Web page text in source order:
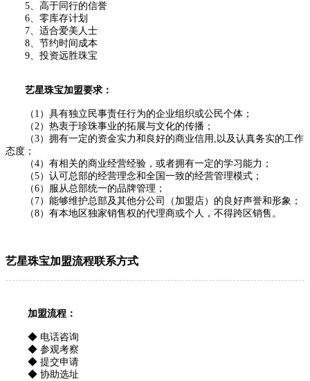
5、高于同行的信誉
6、零库存计划
7、适合爱美人士
8、节约时间成本
9、投资远胜珠宝
艺星珠宝加盟要求：
（1）具有独立民事责任行为的企业组织或公民个体；
（2）热衷于珍珠事业的拓展与文化的传播；
（3）拥有一定的资金实力和良好的商业信用,以及认真务实的工作
态度；
（4）有相关的商业经营经验，或者拥有一定的学习能力；
（5）认可总部的经营理念和全国一致的经营管理模式；
（6）服从总部统一的品牌管理；
（7）能够维护总部及其他分公司（加盟店）的良好声誉和形象；
（8）有本地区独家销售权的代理商或个人，不得跨区销售。
艺星珠宝加盟流程联系方式
加盟流程：
◆ 电话咨询
◆ 参观考察
◆ 提交申请
◆ 协助选址